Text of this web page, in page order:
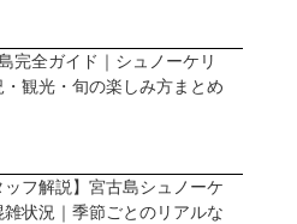
完全ガイド｜シュノーケリ
・観光・旬の楽しみ方まとめ
フ解説】宮古島シュノーケ
雑状況｜季節ごとのリアルな